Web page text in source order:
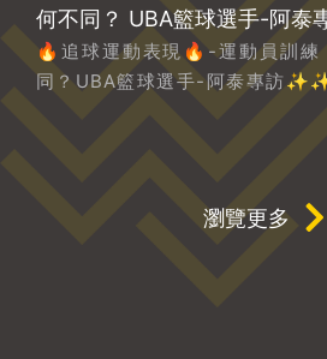
性關節炎專屬肌力訓練故事
從害怕動作，到能踏實負重走路
炎專屬肌力訓練故事膝蓋不舒服
56 歲的大醫院藥師來說，走路
加上朋友推薦，她才走進
步。膝蓋的不舒服，影響的比
瀏覽更多